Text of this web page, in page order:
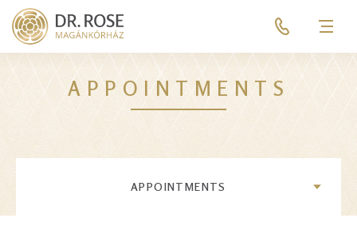
Skip
main
Pre
header
menu
APPOINTMENTS
APPOINTMENTS